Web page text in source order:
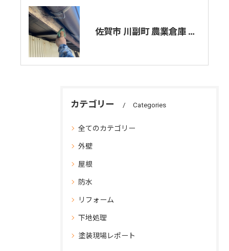
佐賀市 川副町 農業倉庫 その2
カテゴリー Categories
全てのカテゴリー
外壁
屋根
防水
リフォーム
下地処理
塗装現場レポート